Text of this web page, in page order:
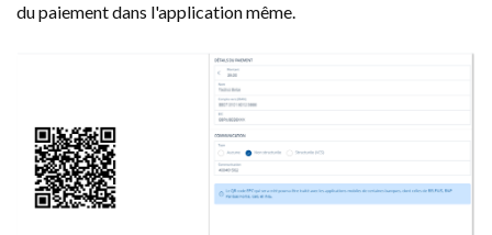
du paiement dans l'application même.